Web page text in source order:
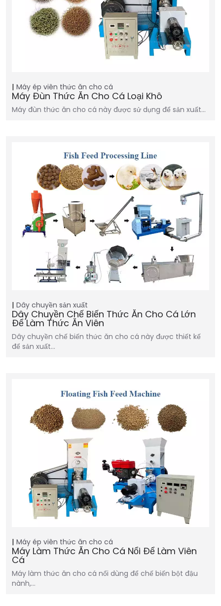
Máy ép viên thức ăn cho cá
Máy Đùn Thức Ăn Cho Cá Loại Khô
Máy đùn thức ăn cho cá này được sử dụng để sản xuất…
Dây chuyền sản xuất
Dây Chuyền Chế Biến Thức Ăn Cho Cá Lớn
Để Làm Thức Ăn Viên
Dây chuyền chế biến thức ăn cho cá này được thiết kế
để sản xuất…
Máy ép viên thức ăn cho cá
Máy Làm Thức Ăn Cho Cá Nổi Để Làm Viên
Cá
Máy làm thức ăn cho cá nổi dùng để chế biến bột đậu
nành,…